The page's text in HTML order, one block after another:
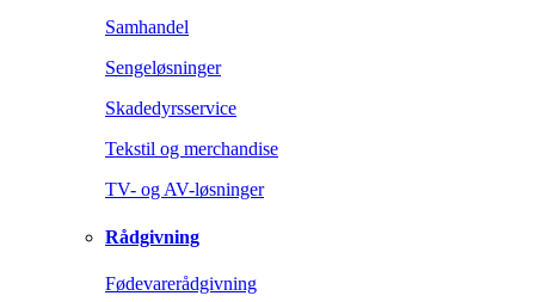
Samhandel
Sengeløsninger
Skadedyrsservice
Tekstil og merchandise
TV- og AV-løsninger
Rådgivning
Fødevarerådgivning